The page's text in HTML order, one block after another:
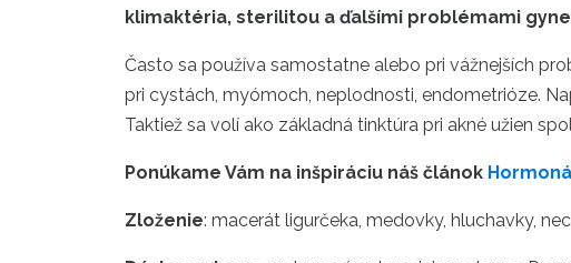
klimaktéria, sterilitou a ďalšími problémami
Často sa používa samostatne alebo pri vážnejších
pri cystách, myómoch, neplodnosti, endometrióze.
Taktiež sa volí ako základná tinktúra pri akné užien
Ponúkame Vám na inšpiráciu náš článok
Zloženie: macerát ligurčeka, medovky, hluchavky,